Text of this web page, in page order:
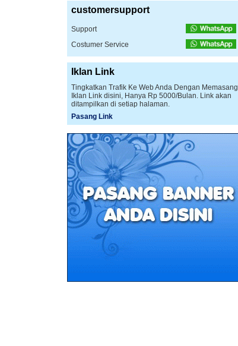
customersupport
Support
Costumer Service
Iklan Link
Tingkatkan Trafik Ke Web Anda Dengan Memasang
Iklan Link disini, Hanya Rp 5000/Bulan. Link akan
ditampilkan di setiap halaman.
Pasang Link